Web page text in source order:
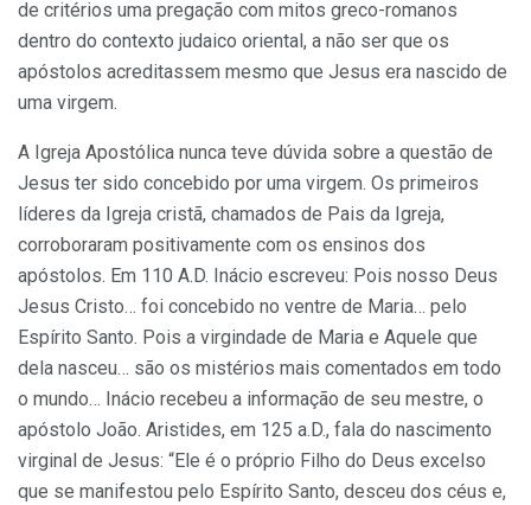
de critérios uma pregação com mitos greco-romanos
dentro do contexto judaico oriental, a não ser que os
apóstolos acreditassem mesmo que Jesus era nascido de
uma virgem.
A Igreja Apostólica nunca teve dúvida sobre a questão de
Jesus ter sido concebido por uma virgem. Os primeiros
líderes da Igreja cristã, chamados de Pais da Igreja,
corroboraram positivamente com os ensinos dos
apóstolos. Em 110 A.D. Inácio escreveu: Pois nosso Deus
Jesus Cristo… foi concebido no ventre de Maria… pelo
Espírito Santo. Pois a virgindade de Maria e Aquele que
dela nasceu… são os mistérios mais comentados em todo
o mundo… Inácio recebeu a informação de seu mestre, o
apóstolo João. Aristides, em 125 a.D., fala do nascimento
virginal de Jesus: “Ele é o próprio Filho do Deus excelso
que se manifestou pelo Espírito Santo, desceu dos céus e,